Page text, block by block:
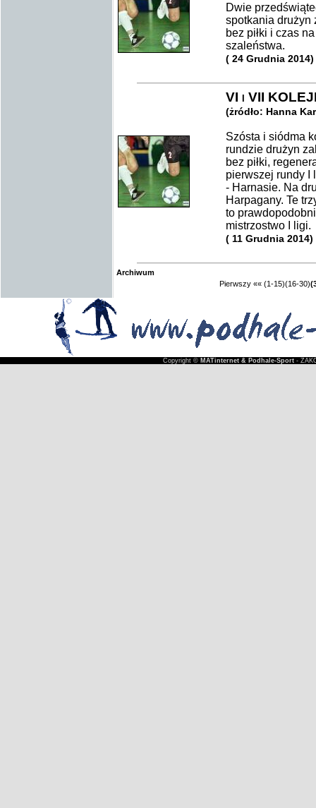
Dwie
spotkania drużyn
bez piłki i czas
szaleństwa.
( 24 Grudnia 2014)
VI i VII
(żródło: Hanna
Szósta i siódma
rundzie drużyn
bez piłki,
pierwszej rundy I
- Harnasie. Na
Harpagany. Te
to
mistrzostwo I ligi.
( 11 Grudnia 2014)
Archiwum
Pierwszy «« (1-15)(16-30)
Copyright © MATinternet & Podhale-Sport-